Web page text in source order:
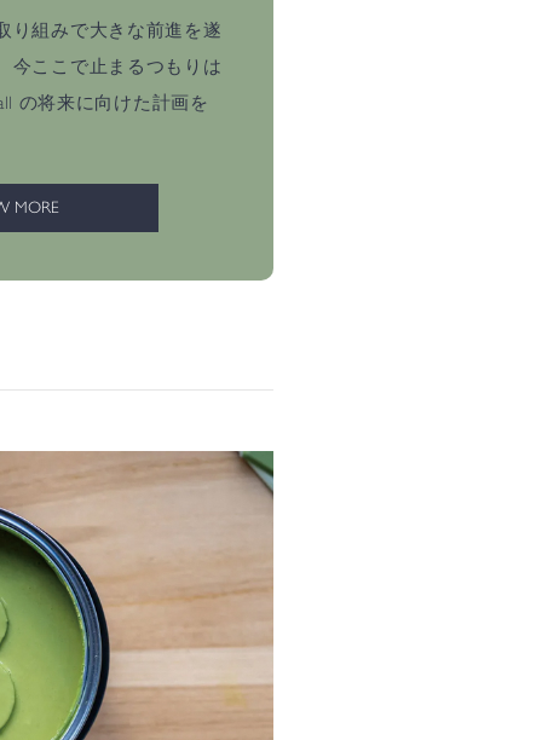
り組みで大きな前進を遂
今ここで止まるつもりは
の将来に向けた計画を
MORE